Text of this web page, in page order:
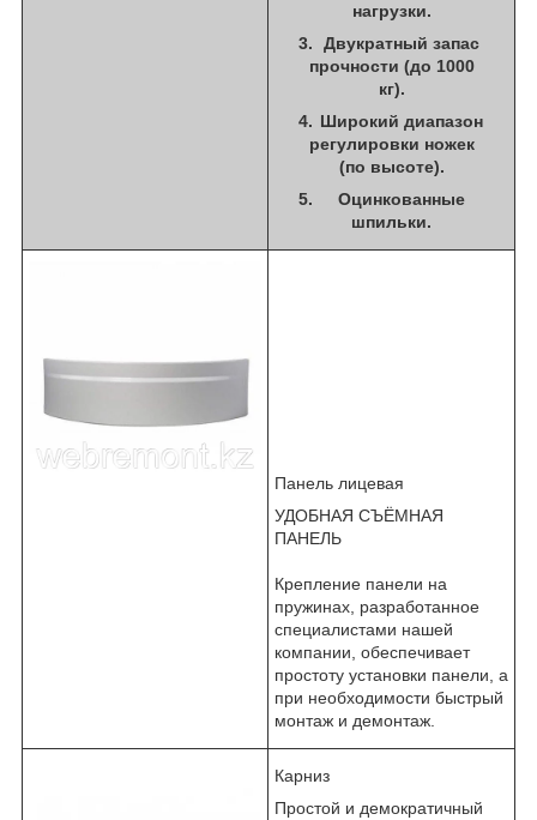
нагрузки.
Двукратный запас
прочности (до 1000
кг).
Широкий диапазон
регулировки ножек
(по высоте).
Оцинкованные
шпильки.
Панель лицевая
УДОБНАЯ СЪЁМНАЯ
ПАНЕЛЬ
Крепление панели на
пружинах, разработанное
специалистами нашей
компании, обеспечивает
простоту установки панели, а
при необходимости быстрый
монтаж и демонтаж.
Карниз
Простой и демократичный